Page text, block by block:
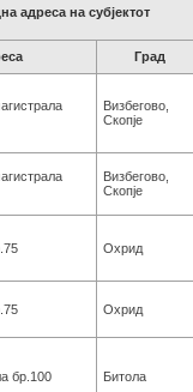
адреса на субјектот
Град
Визбегово,
Скопје
Визбегово,
Скопје
Охрид
Охрид
бр.100 Битола